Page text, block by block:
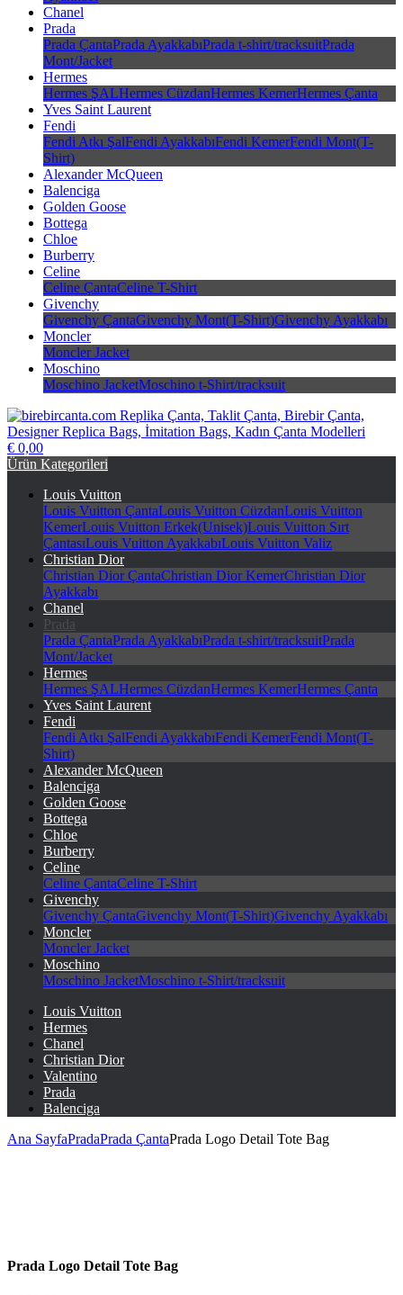
Chanel
Prada
Prada ÇantaPrada AyakkabıPrada t-shirt/tracksuitPrada
Mont/Jacket
Hermes
Hermes ŞALHermes CüzdanHermes KemerHermes Çanta
Yves Saint Laurent
Fendi
Fendi Atkı ŞalFendi AyakkabıFendi KemerFendi Mont(T-
Shirt)
Alexander McQueen
Balenciga
Golden Goose
Bottega
Chloe
Burberry
Celine
Celine ÇantaCeline T-Shirt
Givenchy
Givenchy ÇantaGivenchy Mont(T-Shirt)Givenchy Ayakkabı
Moncler
Moncler Jacket
Moschino
Moschino JacketMoschino t-Shirt/tracksuit
birebircanta.com Replika Çanta, Taklit Çanta, Birebir Çanta,
€ 0,00
Ürün Kategorileri
Louis Vuitton
Louis Vuitton ÇantaLouis Vuitton CüzdanLouis Vuitton
KemerLouis Vuitton Erkek(Unisek)Louis Vuitton Sırt
ÇantasıLouis Vuitton AyakkabıLouis Vuitton Valiz
Christian Dior
Christian Dior ÇantaChristian Dior KemerChristian Dior
Ayakkabı
Chanel
Prada
Prada ÇantaPrada AyakkabıPrada t-shirt/tracksuitPrada
Mont/Jacket
Hermes
Hermes ŞALHermes CüzdanHermes KemerHermes Çanta
Yves Saint Laurent
Fendi
Fendi Atkı ŞalFendi AyakkabıFendi KemerFendi Mont(T-
Shirt)
Alexander McQueen
Balenciga
Golden Goose
Bottega
Chloe
Burberry
Celine
Celine ÇantaCeline T-Shirt
Givenchy
Givenchy ÇantaGivenchy Mont(T-Shirt)Givenchy Ayakkabı
Moncler
Moncler Jacket
Moschino
Moschino JacketMoschino t-Shirt/tracksuit
Louis Vuitton
Hermes
Chanel
Christian Dior
Valentino
Prada
Balenciga
Ana SayfaPradaPrada ÇantaPrada Logo Detail Tote Bag
Prada Logo Detail Tote Bag